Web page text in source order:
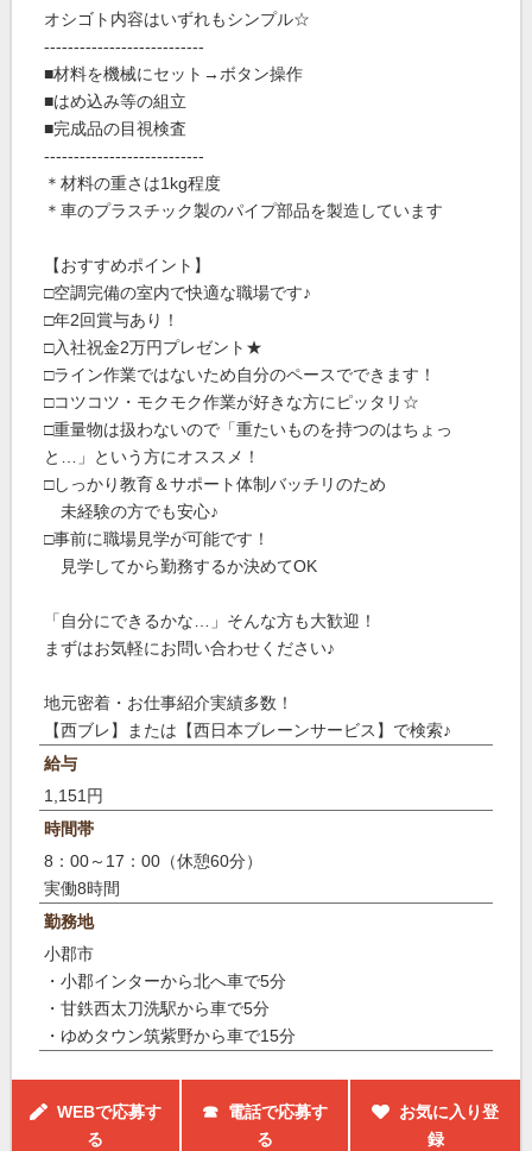
オシゴト内容はいずれもシンプル☆
---------------------------
■材料を機械にセット→ボタン操作
■はめ込み等の組立
■完成品の目視検査
---------------------------
＊材料の重さは1kg程度
＊車のプラスチック製のパイプ部品を製造しています
【おすすめポイント】
□空調完備の室内で快適な職場です♪
□年2回賞与あり！
□入社祝金2万円プレゼント★
□ライン作業ではないため自分のペースでできます！
□コツコツ・モクモク作業が好きな方にピッタリ☆
□重量物は扱わないので「重たいものを持つのはちょっ
と…」という方にオススメ！
□しっかり教育＆サポート体制バッチリのため
未経験の方でも安心♪
□事前に職場見学が可能です！
見学してから勤務するか決めてOK
「自分にできるかな…」そんな方も大歓迎！
まずはお気軽にお問い合わせください♪
地元密着・お仕事紹介実績多数！
【西ブレ】または【西日本ブレーンサービス】で検索♪
給与
1,151円
時間帯
8：00～17：00（休憩60分）
実働8時間
勤務地
小郡市
・小郡インターから北へ車で5分
・甘鉄西太刀洗駅から車で5分
・ゆめタウン筑紫野から車で15分
WEBで応募す
る
☎ 電話で応募す
る
お気に入り登
録